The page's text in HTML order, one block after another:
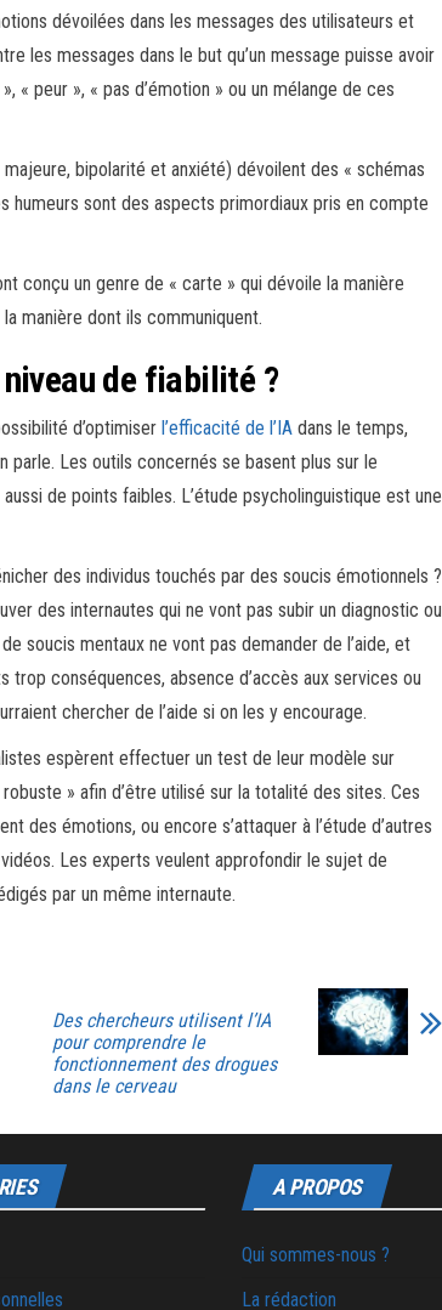
dévoilées dans les messages des utilisateurs et
les messages dans le but qu’un message puisse avoir
« peur », « pas d’émotion » ou un mélange de ces
bipolarité et anxiété) dévoilent des « schémas
humeurs sont des aspects primordiaux pris en compte
conçu un genre de « carte » qui dévoile la manière
manière dont ils communiquent.
de fiabilité ?
d’optimiser l’efficacité de l’IA dans le temps,
Les outils concernés se basent plus sur le
de points faibles. L’étude psycholinguistique est une
des individus touchés par des soucis émotionnels ?
des internautes qui ne vont pas subir un diagnostic ou
soucis mentaux ne vont pas demander de l’aide, et
conséquences, absence d’accès aux services ou
chercher de l’aide si on les y encourage.
espèrent effectuer un test de leur modèle sur
» afin d’être utilisé sur la totalité des sites. Ces
des émotions, ou encore s’attaquer à l’étude d’autres
Les experts veulent approfondir le sujet de
par un même internaute.
Des chercheurs utilisent l’IA
pour comprendre le
fonctionnement des drogues
dans le cerveau
A PROPOS
Qui sommes-nous ?
La rédaction